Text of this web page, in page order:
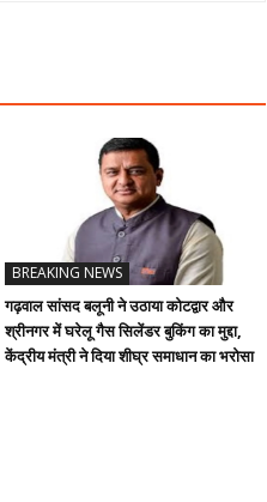
BREAKING NEWS
गढ़वाल सांसद बलूनी ने उठाया कोटद्वार और
श्रीनगर में घरेलू गैस सिलेंडर बुकिंग का मुद्दा,
केंद्रीय मंत्री ने दिया शीघ्र समाधान का भरोसा